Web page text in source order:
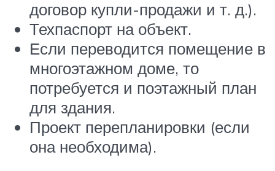
договор купли-продажи и т. д.).
Техпаспорт на объект.
Если переводится помещение в
многоэтажном доме, то
потребуется и поэтажный план
для здания.
Проект перепланировки (если
она необходима).